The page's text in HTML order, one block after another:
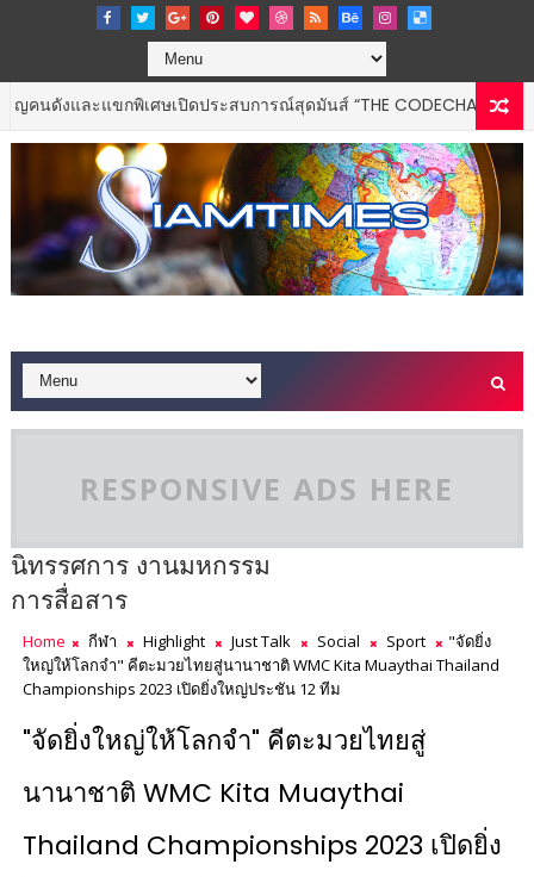
ษเปิดประสบการณ์สุดมันส์ “THE CODECHAOS EXPERIENCE –
RESPONSIVE ADS HERE
นิทรรศการ งานมหกรรม
การสื่อสาร
Home กีฬา Highlight Just Talk Social Sport
"จัดยิ่ง
ใหญ่ให้โลกจำ" คีตะมวยไทยสู่นานาชาติ WMC Kita Muaythai Thailand
Championships 2023 เปิดยิ่งใหญ่ประชัน 12 ทีม
"จัดยิ่งใหญ่ให้โลกจำ" คีตะมวยไทยสู่
นานาชาติ WMC Kita Muaythai
Thailand Championships 2023 เปิดยิ่ง